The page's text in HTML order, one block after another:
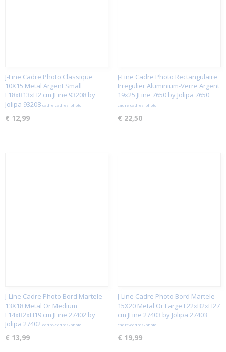
J-Line Cadre Photo Classique
10X15 Metal Argent Small
L18xB13xH2 cm JLine 93208 by
Jolipa 93208 cadre-cadres-photo
€ 12,99
J-Line Cadre Photo Rectangulaire
Irregulier Aluminium-Verre Argent
19x25 JLine 7650 by Jolipa 7650
cadre-cadres-photo
€ 22,50
J-Line Cadre Photo Bord Martele
13X18 Metal Or Medium
L14xB2xH19 cm JLine 27402 by
Jolipa 27402 cadre-cadres-photo
€ 13,99
J-Line Cadre Photo Bord Martele
15X20 Metal Or Large L22xB2xH27
cm JLine 27403 by Jolipa 27403
cadre-cadres-photo
€ 19,99